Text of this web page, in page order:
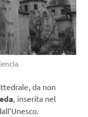
da non
, inserita nel